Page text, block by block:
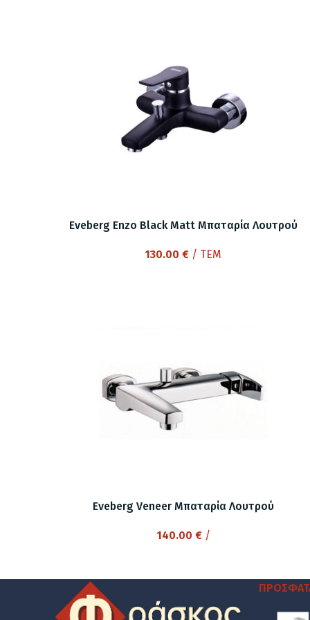
Eveberg Enzo Black Matt Μπαταρία Λουτρού
130.00€ / ΤΕΜ
Eveberg Veneer Μπαταρία Λουτρού
140.00 €/